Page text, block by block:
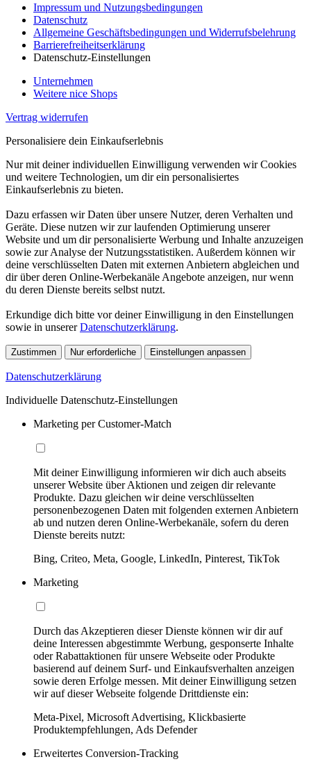
Impressum und Nutzungsbedingungen
Datenschutz
Allgemeine Geschäftsbedingungen und Widerrufsbelehrung
Barrierefreiheitserklärung
Datenschutz-Einstellungen
Unternehmen
Weitere nice Shops
Vertrag widerrufen
Personalisiere dein Einkaufserlebnis
Nur mit deiner individuellen Einwilligung verwenden wir Cookies
und weitere Technologien, um dir ein personalisiertes
Einkaufserlebnis zu bieten.
Dazu erfassen wir Daten über unsere Nutzer, deren Verhalten und
Geräte. Diese nutzen wir zur laufenden Optimierung unserer
Website und um dir personalisierte Werbung und Inhalte anzuzeigen
sowie zur Analyse der Nutzungsstatistiken. Außerdem können wir
deine verschlüsselten Daten mit externen Anbietern abgleichen und
dir über deren Online-Werbekanäle Angebote anzeigen, nur wenn
du deren Dienste bereits selbst nutzt.
Erkundige dich bitte vor deiner Einwilligung in den Einstellungen
sowie in unsererDatenschutzerklärung.
Zustimmen Nur erforderliche Einstellungen anpassen
Datenschutzerklärung
Individuelle Datenschutz-Einstellungen
Marketing per Customer-Match
Mit deiner Einwilligung informieren wir dich auch abseits
unserer Website über Aktionen und zeigen dir relevante
Produkte. Dazu gleichen wir deine verschlüsselten
personenbezogenen Daten mit folgenden externen Anbietern
ab und nutzen deren Online-Werbekanäle, sofern du deren
Dienste bereits nutzt:
Bing, Criteo, Meta, Google, LinkedIn, Pinterest, TikTok
Marketing
Durch das Akzeptieren dieser Dienste können wir dir auf
deine Interessen abgestimmte Werbung, gesponserte Inhalte
oder Rabattaktionen für unsere Webseite oder Produkte
basierend auf deinem Surf- und Einkaufsverhalten anzeigen
sowie deren Erfolge messen. Mit deiner Einwilligung setzen
wir auf dieser Webseite folgende Drittdienste ein:
Meta-Pixel, Microsoft Advertising, Klickbasierte
Produktempfehlungen, Ads Defender
Erweitertes Conversion-Tracking